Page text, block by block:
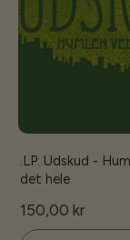
.LP: Udskud -
det hele
150,00 kr